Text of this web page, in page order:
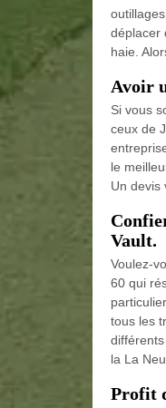
déplacer
haie.
Avoir
Si vous
ceux de
le
Un devis
Vault.
Voulez-
60 qui
tous les
la La
Profit